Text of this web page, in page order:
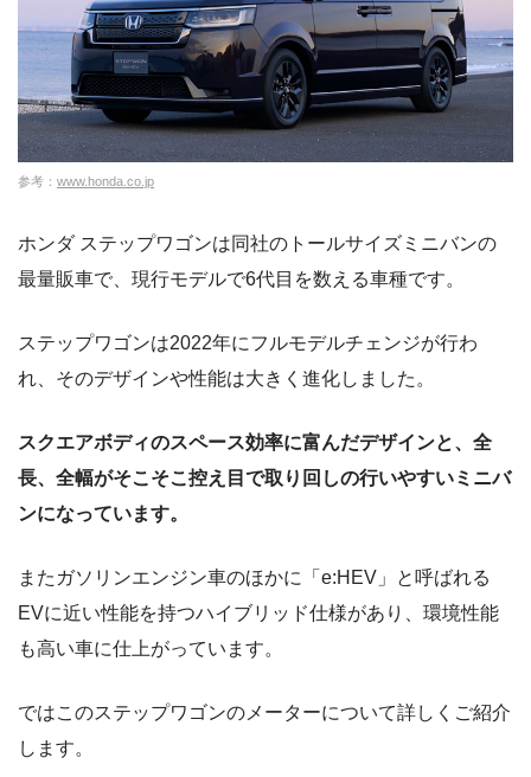
参考： www.honda.co.jp
ホンダ ステップワゴンは同社のトールサイズミニバンの
最量販車で、現行モデルで6代目を数える車種です。
ステップワゴンは2022年にフルモデルチェンジが行わ
れ、そのデザインや性能は大きく進化しました。
スクエアボディのスペース効率に富んだデザインと、全
長、全幅がそこそこ控え目で取り回しの行いやすいミニバ
ンになっています。
またガソリンエンジン車のほかに「e:HEV」と呼ばれる
EVに近い性能を持つハイブリッド仕様があり、環境性能
も高い車に仕上がっています。
ではこのステップワゴンのメーターについて詳しくご紹介
します。